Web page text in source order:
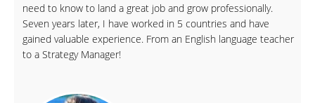
need to know to land a great job and grow professionally.
Seven years later, I have worked in 5 countries and have
gained valuable experience. From an English language teacher
to a Strategy Manager!